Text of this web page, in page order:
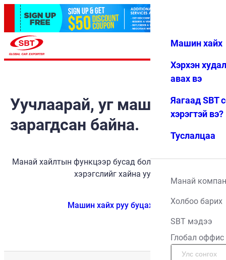
Дуртай Цэс
Машин хайх
Хэрхэн
авах вэ
Яагаад SBT
хэрэгтэй вэ?
Туслалцаа
Манай
Холбоо барих
SBT мэдээ
Глобал оффис
Уучлаарай, уг машин
зарагдсан байна.
Манай хайлтын функцээр бусад боломжит тээврийн
хэрэгслийг хайна уу.
Машин хайх руу буцах